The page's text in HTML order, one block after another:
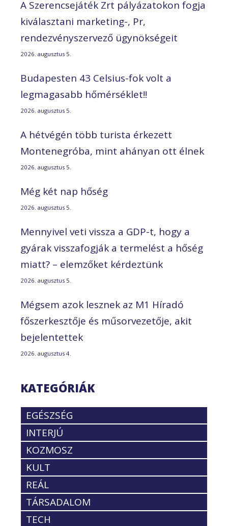
A Szerencsejáték Zrt pályázatokon fogja
kiválasztani marketing-, Pr,
rendezvényszervező ügynökségeit
2026. augusztus 5.
Budapesten 43 Celsius-fok volt a
legmagasabb hőmérséklet!!
2026. augusztus 5.
A hétvégén több turista érkezett
Montenegróba, mint ahányan ott élnek
2026. augusztus 5.
Még két nap hőség
2026. augusztus 5.
Mennyivel veti vissza a GDP-t, hogy a
gyárak visszafogják a termelést a hőség
miatt? – elemzőket kérdeztünk
2026. augusztus 5.
Mégsem azok lesznek az M1 Híradó
főszerkesztője és műsorvezetője, akit
bejelentettek
2026. augusztus 4.
KATEGÓRIÁK
EGÉSZSÉG
INTERJÚ
KOZMOSZ
KULT
REÁL
TÁRSADALOM
TECH